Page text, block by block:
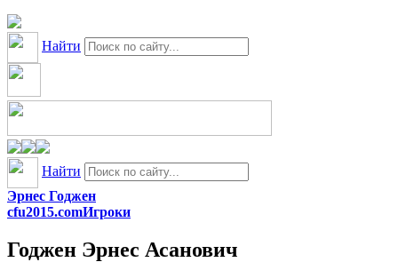
Найти
Найти
Эрнес Годжен
cfu2015.comИгроки
Годжен Эрнес Асанович